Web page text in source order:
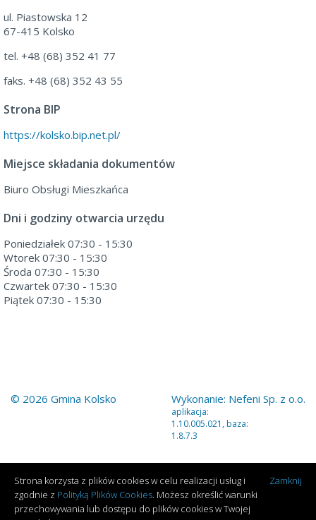
ul. Piastowska 12
67-415 Kolsko
tel. +48 (68) 352 41 77
faks. +48 (68) 352 43 55
Strona BIP
https://kolsko.bip.net.pl/
Miejsce składania dokumentów
Biuro Obsługi Mieszkańca
Dni i godziny otwarcia urzędu
Poniedziałek 07:30 - 15:30
Wtorek 07:30 - 15:30
Środa 07:30 - 15:30
Czwartek 07:30 - 15:30
Piątek 07:30 - 15:30
© 2026 Gmina Kolsko Wykonanie: Nefeni Sp. z o.o.
aplikacja:
1.10.005.021, baza:
1.8.7.3
Strona korzysta z plików cookies w celu realizacji usług i
zgodnie z Polityką Plików Cookies. Możesz określić warunki
przechowywania lub dostępu do plików cookies w Twojej
Zamknij